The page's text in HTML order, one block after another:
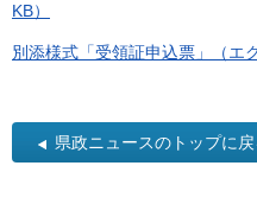
KB）
別添様式「受領証申込票」（エ
県政ニュースのトップに戻